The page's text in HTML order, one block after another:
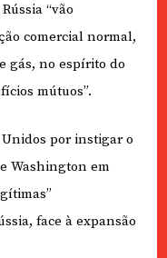
“vão
comercial normal,
gás, no espírito do
mútuos”.
por instigar o
Washington em
face à expansão